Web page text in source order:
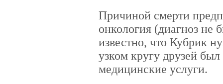
Причиной смерти
онкология (диагноз не
известно, что Кубрик
узком кругу друзей был
медицинские услуги.